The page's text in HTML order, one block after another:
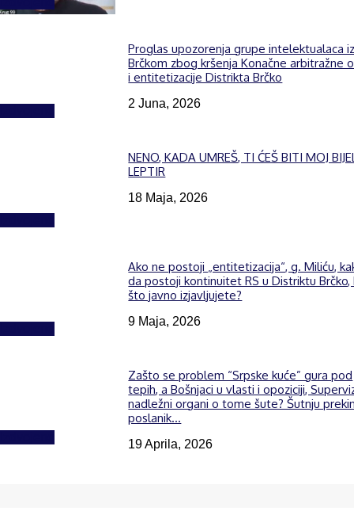
Proglas upozorenja grupe intelektualaca
Brčkom zbog kršenja Konačne arbitražne
i entitetizacije Distrikta Brčko
2 Juna, 2026
NENO, KADA UMREŠ, TI ĆEŠ BITI MOJ
LEPTIR
18 Maja, 2026
Ako ne postoji „entitetizacija“, g. Miliću,
da postoji kontinuitet RS u Distriktu Brčko,
što javno izjavljujete?
9 Maja, 2026
Zašto se problem “Srpske kuće” gura pod
tepih, a Bošnjaci u vlasti i opoziciji,
nadležni organi o tome šute? Šutnju
poslanik...
19 Aprila, 2026